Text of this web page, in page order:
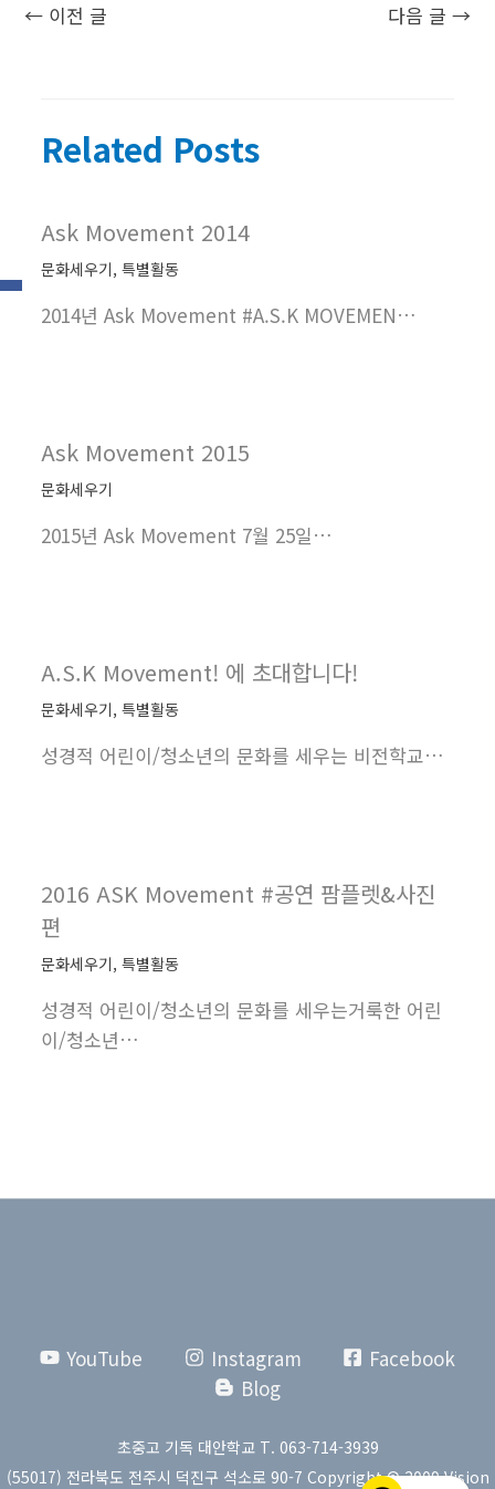
← 이전 글 다음 글 →
Related Posts
Ask Movement 2014
문화세우기, 특별활동
2014년 Ask Movement #A.S.K MOVEMEN…
Ask Movement 2015
문화세우기
2015년 Ask Movement 7월 25일…
A.S.K Movement! 에 초대합니다!
문화세우기, 특별활동
성경적 어린이/청소년의 문화를 세우는 비전학교…
2016 ASK Movement #공연 팜플렛&사진
편
문화세우기, 특별활동
성경적 어린이/청소년의 문화를 세우는거룩한 어린
이/청소년…
YouTube Instagram
Facebook
Blog
초중고 기독 대안학교 T. 063-714-3939
(55017) 전라북도 전주시 덕진구 석소로 90-7 Copyright © 2009 Vision